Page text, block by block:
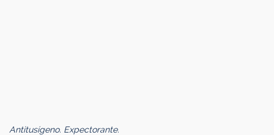
Antitusígeno. Expectorante.